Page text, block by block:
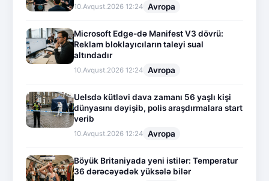
10.Avqust.2026 12:24 Avropa
Microsoft Edge-də Manifest V3 dövrü:
Reklam bloklayıcıların taleyi sual
altındadır
10.Avqust.2026 12:24 Avropa
Uelsdə kütləvi dava zamanı 56 yaşlı kişi
dünyasını dəyişib, polis araşdırmalara start
verib
10.Avqust.2026 12:24 Avropa
Böyük Britaniyada yeni istilər: Temperatur
36 dərəcəyədək yüksələ bilər